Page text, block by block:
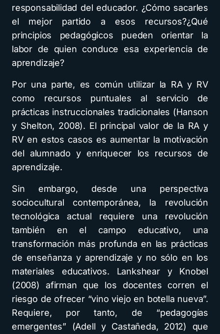
responsabilidad del educador. ¿Cómo sacarles
el mejor partido a esos recursos?¿Qué
principios pedagógicos pueden orientar la
labor de quien conduce esa experiencia de
aprendizaje?
Por una parte, es común utilizar la RA y RV
como recursos puntuales al servicio de
prácticas instruccionales tradicionales (Hanson
y Shelton, 2008). El principal valor de la RA y
RV en estos casos es aumentar la motivación
del alumnado y enriquecer los recursos de
aprendizaje.
Sin embargo, desde una perspectiva
sociocultural contemporánea, la revolución
tecnológica actual requiere una revolución
también en el campo educativo, una
transformación más profunda en las prácticas
de enseñanza y aprendizaje y no sólo en los
materiales educativos. Lankshear y Knobel
(2008) afirman que los docentes corren el
riesgo de ofrecer “vino viejo en botella nueva”.
Requiere, por tanto, de “pedagogías
emergentes” (Adell y Castañeda, 2012) que